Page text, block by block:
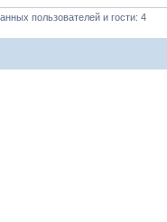
пользователей и гости: 4